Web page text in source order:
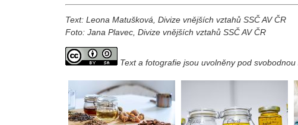
Text: Leona Matušková, Divize vnějších vztahů SSČ AV ČR
Foto: Jana Plavec, Divize vnějších vztahů SSČ AV ČR
Text a fotografie jsou uvolněny pod